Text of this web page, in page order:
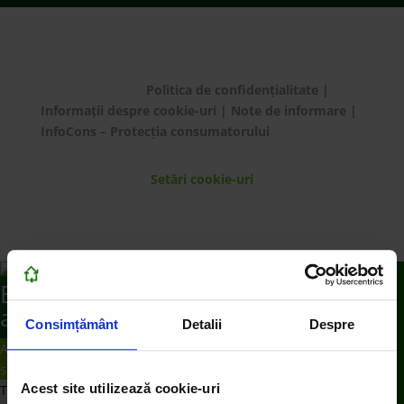
Consimțământ Detalii Despre
Acest site utilizează cookie-uri
Politica de confidențialitate
Informații despre cookie-uri
Note de informare
InfoCons – Protecția consumatorului
Setări cookie-uri
Bună! Cu ce te putem
ajuta?
Ai de predat deșeu electric de dimensiuni medii
și mari?
Te rugăm să plasezi o comandă de preluare de la